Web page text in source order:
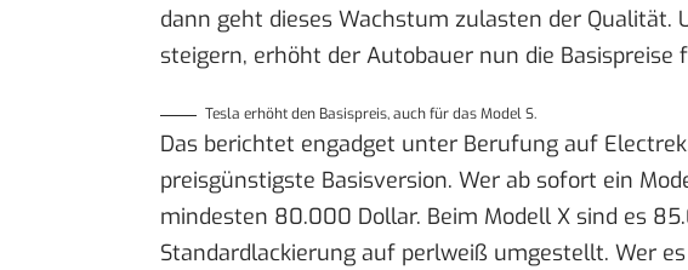
dann geht dieses Wachstum zulasten der Qualität.
steigern, erhöht der Autobauer nun die Basispreise
Tesla erhöht den Basispreis, auch für das Model S.
Das berichtet engadget unter Berufung auf
preisgünstigste Basisversion. Wer ab sofort ein
mindesten 80.000 Dollar. Beim Modell X sind es
Standardlackierung auf perlweiß umgestellt. Wer